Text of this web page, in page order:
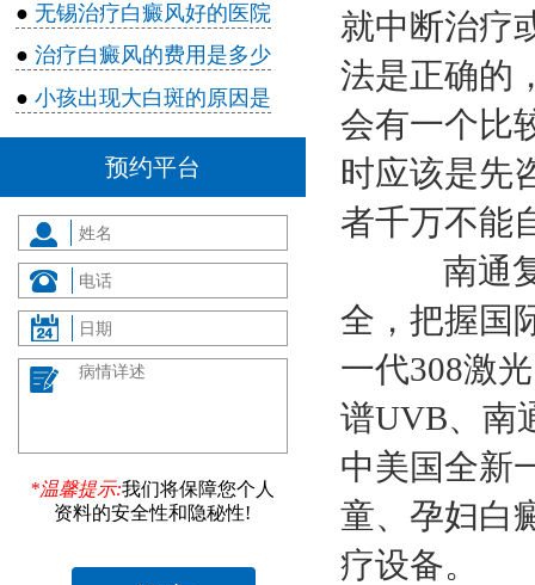
● 无锡治疗白癜风好的医院
● 治疗白癜风的费用是多少
● 小孩出现大白斑的原因是
预约平台
*温馨提示:我们将保障您个人
资料的安全性和隐秘性!
就中断治疗
法是正确的
会有一个比
时应该是先
者千万不能
南通复
全，把握国
一代308激
谱UVB、南
中美国全新
童、孕妇白
疗设备。